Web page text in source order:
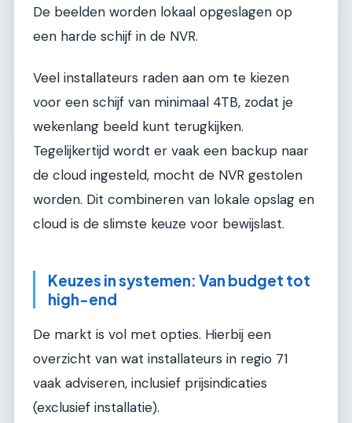
De beelden worden lokaal opgeslagen op
een harde schijf in de NVR.
Veel installateurs raden aan om te kiezen
voor een schijf van minimaal 4TB, zodat je
wekenlang beeld kunt terugkijken.
Tegelijkertijd wordt er vaak een backup naar
de cloud ingesteld, mocht de NVR gestolen
worden. Dit combineren van lokale opslag en
cloud is de slimste keuze voor bewijslast.
Keuzes in systemen: Van budget tot
high-end
De markt is vol met opties. Hierbij een
overzicht van wat installateurs in regio 71
vaak adviseren, inclusief prijsindicaties
(exclusief installatie).